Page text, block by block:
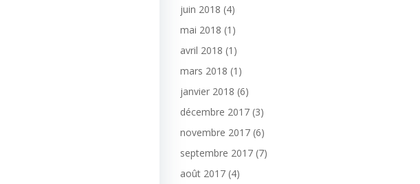
juin 2018 (4)
mai 2018 (1)
avril 2018 (1)
mars 2018 (1)
janvier 2018 (6)
décembre 2017 (3)
novembre 2017 (6)
septembre 2017 (7)
août 2017 (4)